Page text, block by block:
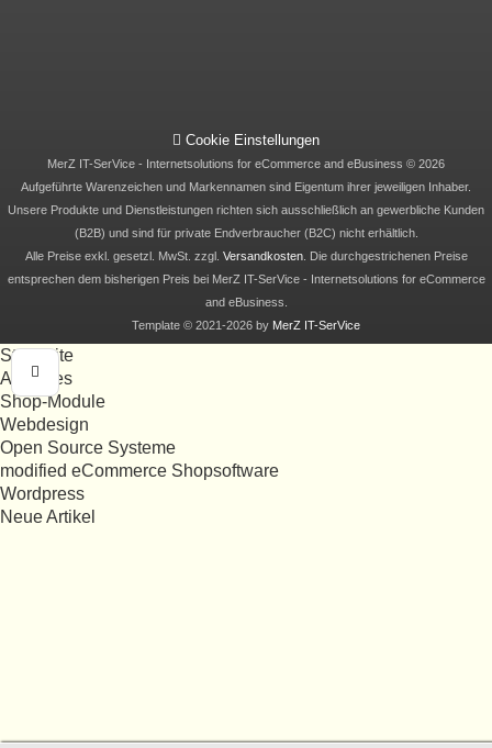
Cookie Einstellungen
MerZ IT-SerVice - Internetsolutions for eCommerce and eBusiness © 2026
Aufgeführte Warenzeichen und Markennamen sind Eigentum ihrer jeweiligen Inhaber.
Unsere Produkte und Dienstleistungen richten sich ausschließlich an gewerbliche Kunden
(B2B) und sind für private Endverbraucher (B2C) nicht erhältlich.
Alle Preise exkl. gesetzl. MwSt. zzgl. Versandkosten. Die durchgestrichenen Preise
entsprechen dem bisherigen Preis bei MerZ IT-SerVice - Internetsolutions for eCommerce
and eBusiness.
Template © 2021-2026 by MerZ IT-SerVice
Startseite
Aktuelles
Shop-Module
Webdesign
Open Source Systeme
modified eCommerce Shopsoftware
Wordpress
Neue Artikel